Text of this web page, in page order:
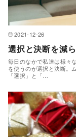
2021-12-26
選択と決断を減
毎日のなかで私達は様々
を使うのが選択と決断。
「選択」と「…